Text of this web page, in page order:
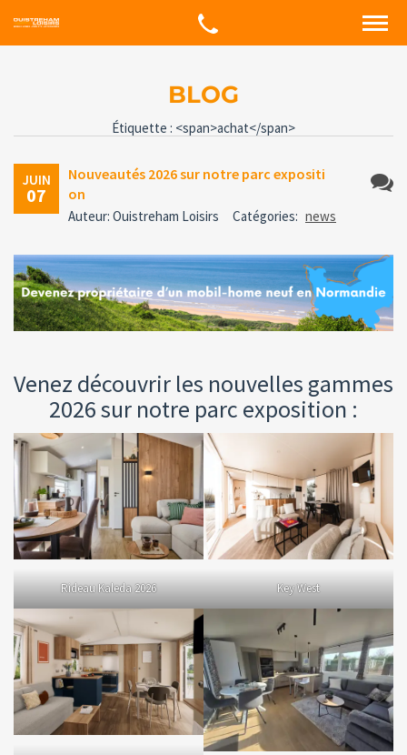
BLOG
Étiquette : <span>achat</span>
JUIN
07
Nouveautés 2026 sur notre parc expositi
on
Auteur: Ouistreham Loisirs Catégories: news
Venez découvrir les nouvelles gammes
2026 sur notre parc exposition :
Rideau Kaleda 2026 Key West